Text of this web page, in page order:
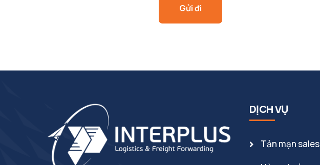
DỊCH VỤ
Tản mạn sales